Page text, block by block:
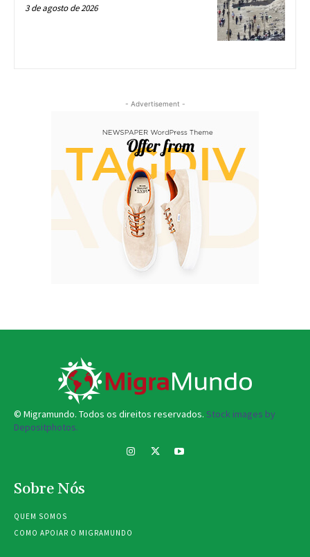
3 de agosto de 2026
- Advertisement -
© Migramundo. Todos os direitos reservados. Stock images by
Depositphotos.
Sobre Nós
QUEM SOMOS
COMO APOIAR O MIGRAMUNDO